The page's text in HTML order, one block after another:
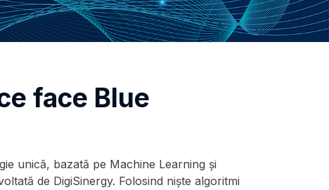
face Blue
unică, bazată pe Machine Learning și
de DigiSinergy. Folosind niște algoritmi